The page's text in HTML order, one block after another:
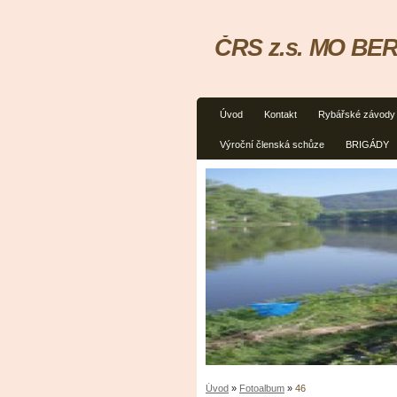
Úvod Kontakt Rybářské závody
Výroční členská schůze BRIGÁDY
ČRS z.s. MO
Úvod » Fotoalbum » 46